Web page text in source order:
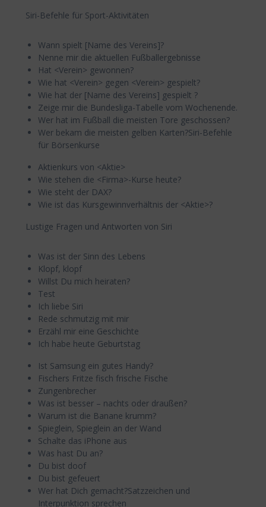
Siri-Befehle für Sport-Aktivitäten
Wann spielt [Name des Vereins]?
Nenne mir die aktuellen Fußballergebnisse
Hat <Verein> gewonnen?
Wie hat <Verein> gegen <Verein> gespielt?
Wie hat der [Name des Vereins] gespielt ?
Zeige mir die Bundesliga-Tabelle vom Wochenende.
Wer hat im Fußball die meisten Tore geschossen?
Wer bekam die meisten gelben Karten?Siri-Befehle
für Börsenkurse
Aktienkurs von <Aktie>
Wie stehen die <Firma>-Kurse heute?
Wie steht der DAX?
Wie ist das Kursgewinnverhältnis der <Aktie>?
Lustige Fragen und Antworten von Siri
Was ist der Sinn des Lebens
Klopf, klopf
Willst Du mich heiraten?
Test
Ich liebe Siri
Rede schmutzig mit mir
Erzähl mir eine Geschichte
Ich habe heute Geburtstag
Ist Samsung ein gutes Handy?
Fischers Fritze fisch frische Fische
Zungenbrecher
Was ist besser – nachts oder draußen?
Warum ist die Banane krumm?
Spieglein, Spieglein an der Wand
Schalte das iPhone aus
Was hast Du an?
Du bist doof
Du bist gefeuert
Wer hat Dich gemacht?Satzzeichen und
Interpunktion sprechen